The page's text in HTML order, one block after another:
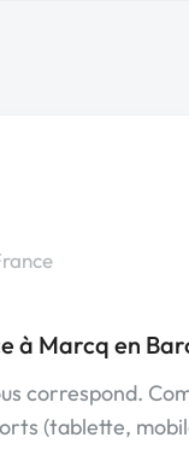
à Marcq en
correspond.
(tablette,